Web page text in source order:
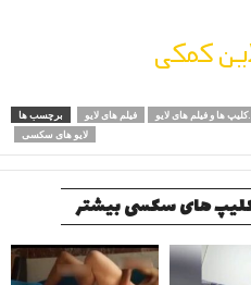
کمکی
برچسب ها فیلم های لایو کلیپ ها و فیلم های لایو.
لایو های سکسی
های سکسی بیشتر